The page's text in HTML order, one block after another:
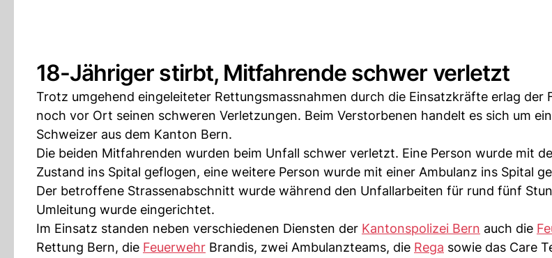
18-Jähriger stirbt, Mitfahrende schwer verletzt
Trotz umgehend eingeleiteter Rettungsmassnahmen durch die Einsatzkräfte erlag der
noch vor Ort seinen schweren Verletzungen. Beim Verstorbenen handelt es sich um
Schweizer aus dem Kanton Bern.
Die beiden Mitfahrenden wurden beim Unfall schwer verletzt. Eine Person wurde mit
Zustand ins Spital geflogen, eine weitere Person wurde mit einer Ambulanz ins Spital
Der betroffene Strassenabschnitt wurde während den Unfallarbeiten für rund fünf
Umleitung wurde eingerichtet.
Im Einsatz standen neben verschiedenen Diensten der Kantonspolizei Bern auch die
Rettung Bern, die Feuerwehr Brandis, zwei Ambulanzteams, die Rega sowie das Care